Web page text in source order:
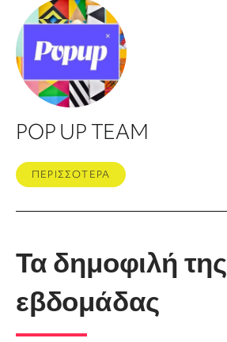
POP UP TEAM
ΠΕΡΙΣΣΟΤΕΡΑ
Τα δημοφιλή της
εβδομάδας